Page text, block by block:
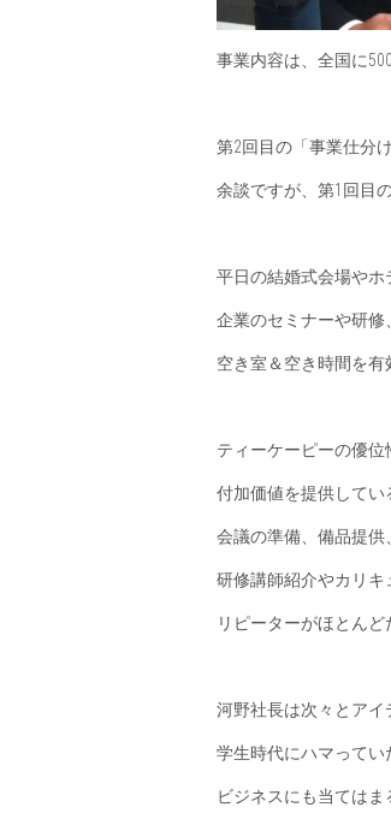
事業内容は、全国に
第2回目の「事業仕分
余談ですが、第1回目
平日の結婚式会場や
企業のセミナーや研修
空き室＆空き時間を有
ティーケーピーの優位
付加価値を提供してい
会議の準備、備品提供
研修講師紹介やカリキ
リピーターがほとんど
河野社長は次々とアイ
学生時代にハマって
ビジネスにも当てはま